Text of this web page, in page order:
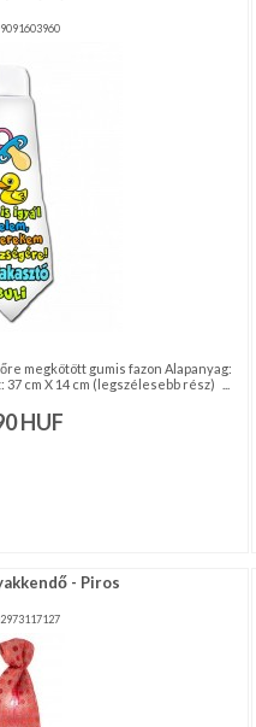
megkötött gumis fazon Alapanyag:
cm X 14 cm (legszélesebb rész) ...
HUF
- Piros